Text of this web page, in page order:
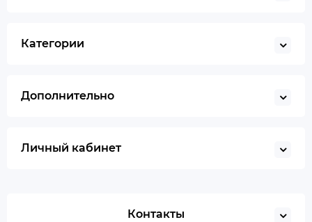
Категории
Дополнительно
Личный кабинет
Контакты